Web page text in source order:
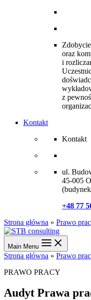
oraz
i
z
Kontakt
Kontakt
ul.
45-005
+48 77
Strona główna » Prawo
Main Menu
Strona główna » Prawo
PRAWO PRACY
Audyt Prawa